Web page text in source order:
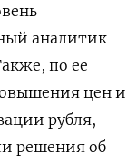
аналитик
по ее
цен и
рубля,
решения об